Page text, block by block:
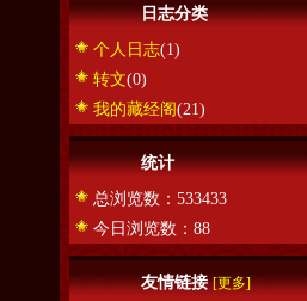
日志分类
个人日志(1)
转文(0)
我的藏经阁(21)
统计
总浏览数：533433
今日浏览数：88
友情链接[更多]